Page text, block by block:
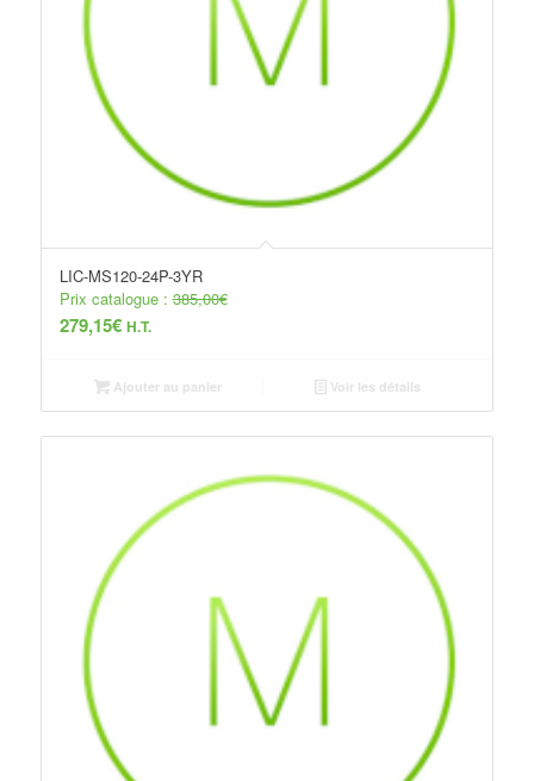
LIC-MS120-24P-3YR
Prix catalogue :385,00€
279,15€ H.T.
Ajouter au panier Voir les détails